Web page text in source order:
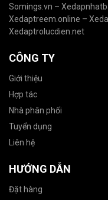
Somings.vn –
Xedaptreem.online –
Xedaptrolucdien.net
CÔNG TY
Giới thiệu
Hợp tác
Nhà phân phối
Tuyển dụng
Liên hệ
HƯỚNG DẪN
Đặt hàng